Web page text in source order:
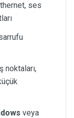
ses
noktaları,
veya